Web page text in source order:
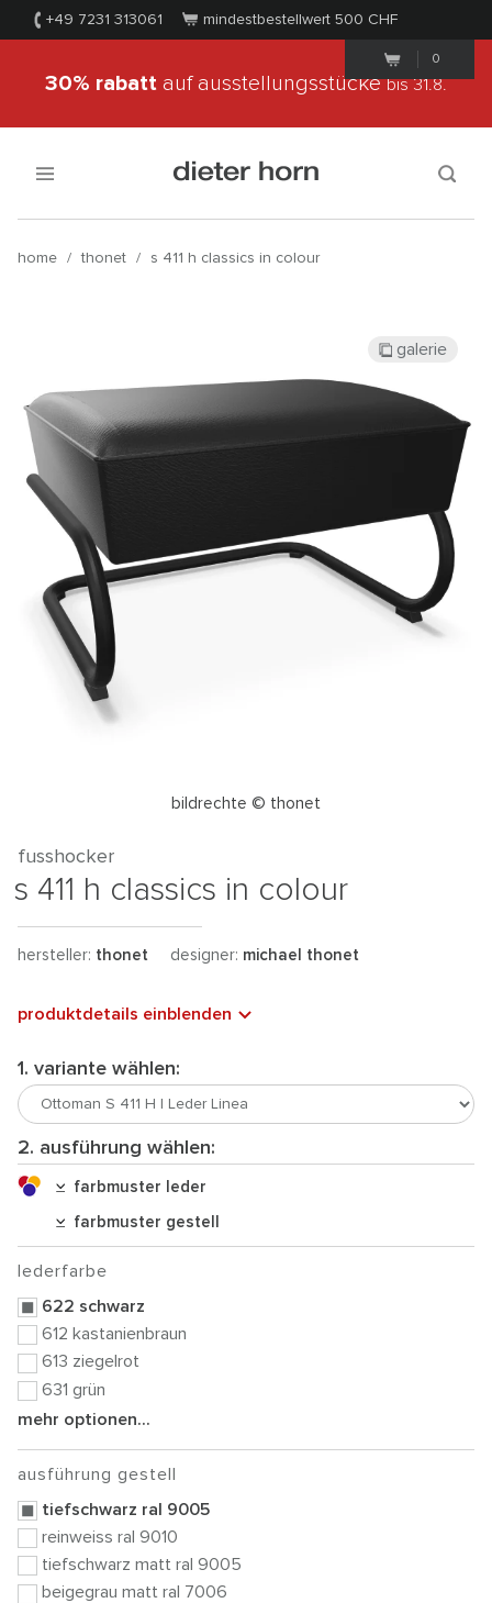
+49 7231 313061 mindestbestellwert 500 CHF
0
30% rabatt auf ausstellungsstückebis 31.8.
home / thonet / s 411 h classics in colour
bildrechte © thonet
galerie
fusshocker
s 411 h classics in colour
hersteller: thonet designer: michael thonet
produktdetails einblenden
1. variante wählen:
2. ausführung wählen:
farbmuster leder
farbmuster gestell
lederfarbe
622 schwarz
612 kastanienbraun
613 ziegelrot
631 grün
mehr optionen...
ausführung gestell
tiefschwarz ral 9005
reinweiss ral 9010
tiefschwarz matt ral 9005
beigegrau matt ral 7006